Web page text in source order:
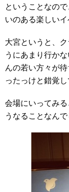
ということなの
いのある楽しいイ
大宮というと、
うにあまり行か
んの若い方々が
ったっけと錯覚し
会場にいってみ
うなることなん